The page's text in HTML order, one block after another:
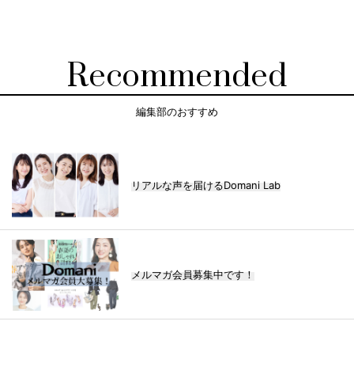
Recommended
編集部のおすすめ
リアルな声を届けるDomani Lab
メルマガ会員募集中です！